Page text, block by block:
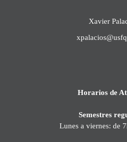
Xavier
Horarios de
Semestres
Lunes a viernes: de